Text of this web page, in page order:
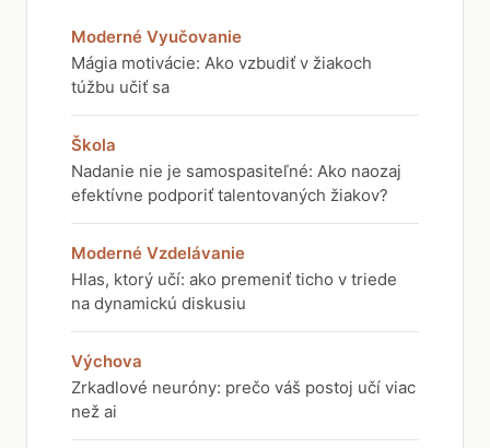
Moderné Vyučovanie
Mágia motivácie: Ako vzbudiť v žiakoch
túžbu učiť sa
Škola
Nadanie nie je samospasiteľné: Ako naozaj
efektívne podporiť talentovaných žiakov?
Moderné Vzdelávanie
Hlas, ktorý učí: ako premeniť ticho v triede
na dynamickú diskusiu
Výchova
Zrkadlové neuróny: prečo váš postoj učí viac
než ai